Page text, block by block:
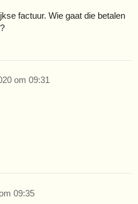
factuur. Wie gaat die betalen
om 09:31
09:35